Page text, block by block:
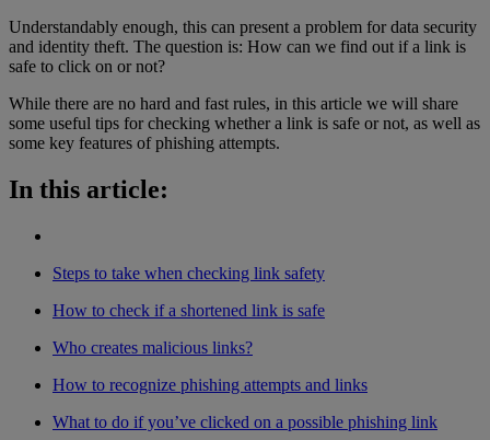
Understandably enough, this can present a problem for data security
and identity theft. The question is: How can we find out if a link is
safe to click on or not?
While there are no hard and fast rules, in this article we will share
some useful tips for checking whether a link is safe or not, as well as
some key features of phishing attempts.
In this article:
Steps to take when checking link safety
How to check if a shortened link is safe
Who creates malicious links?
How to recognize phishing attempts and links
What to do if you’ve clicked on a possible phishing link